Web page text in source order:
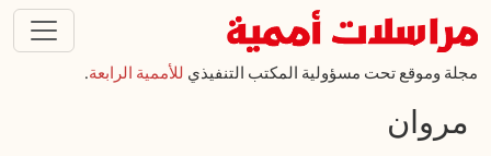
تجاوز إلى المحتوى الرئيسي
مجلة وموقع تحت مسؤولية المكتب التنفيذي للأممية الرابعة.
مروان